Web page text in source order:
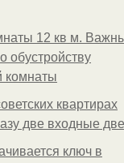
12 кв м.
обустройству
комнаты
квартирах
две входные
ключ в